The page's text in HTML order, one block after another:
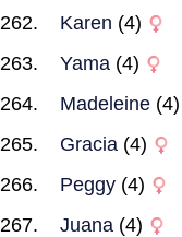
Karen (4)
Yama (4)
Madeleine (4)
Gracia (4)
Peggy (4)
Juana (4)